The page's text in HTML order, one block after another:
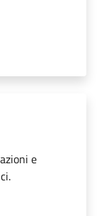
e